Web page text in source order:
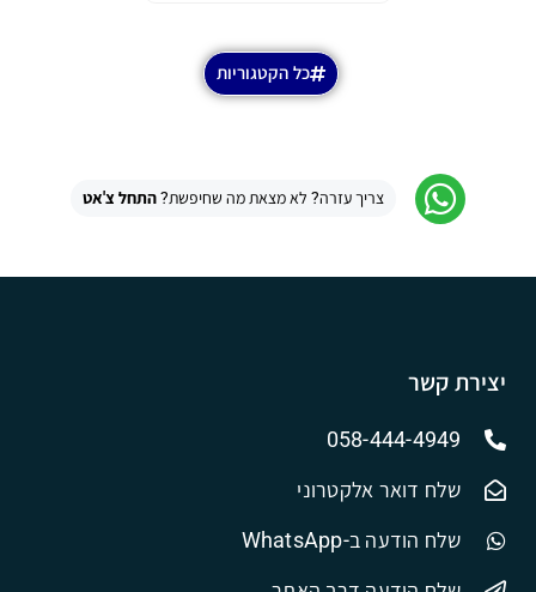
כל הקטגוריות
צריך עזרה? לא מצאת מה שחיפשת?התחל צ'אט
יצירת קשר
058-444-4949
שלח דואר אלקטרוני
שלח הודעה ב-WhatsApp